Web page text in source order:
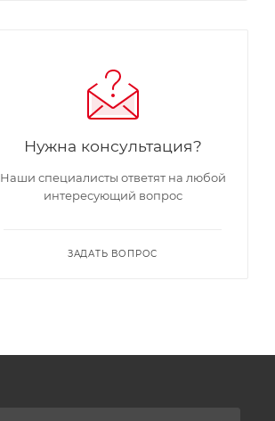
Нужна консультация?
Наши специалисты ответят на любой
интересующий вопрос
ЗАДАТЬ ВОПРОС